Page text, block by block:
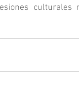
culturales